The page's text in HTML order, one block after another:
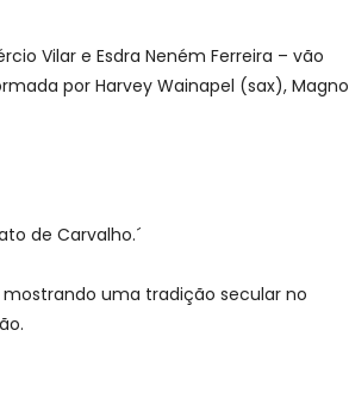
Vilar e Esdra Neném Ferreira – vão
por Harvey Wainapel (sax), Magno
de Carvalho.´
mostrando uma tradição secular no